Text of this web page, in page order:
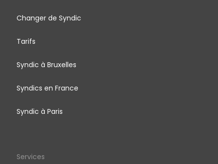
Changer de Syndic
Tarifs
Syndic à Bruxelles
Syndics en France
Syndic à Paris
Services